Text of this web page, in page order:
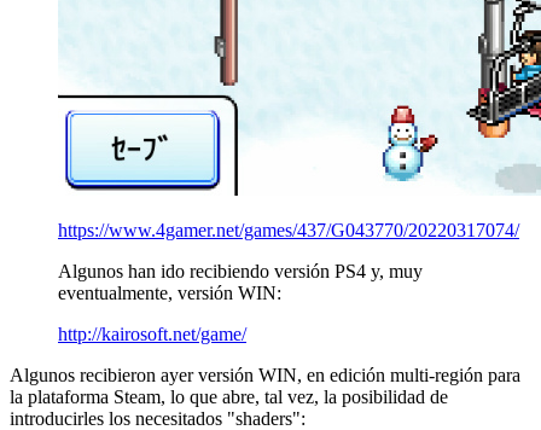
https://www.4gamer.net/games/437/G043770/20220317074/
Algunos han ido recibiendo versión PS4 y, muy
eventualmente, versión WIN:
http://kairosoft.net/game/
Algunos recibieron ayer versión WIN, en edición multi-región para
la plataforma Steam, lo que abre, tal vez, la posibilidad de
introducirles los necesitados "shaders":